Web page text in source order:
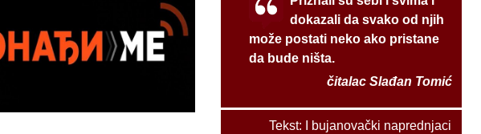
dokazali da svako od njih
može postati neko ako pristane
da bude ništa.
čitalac Slađan Tomić
Tekst:
I bujanovački naprednjaci